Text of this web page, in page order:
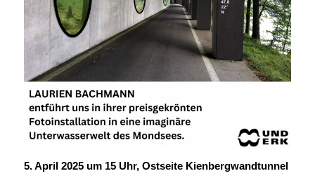
5. April 2025 um 15 Uhr, Ostseite Kienbergwandtunnel